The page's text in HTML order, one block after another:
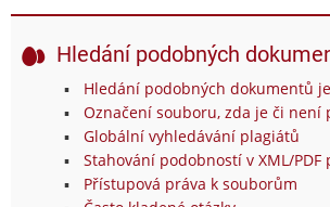
Hledání podobných
Hledání podobných dokumentů
Označení souboru, zda je či není
Globální vyhledávání plagiátů
Stahování podobností v XML/PDF
Přístupová práva k souborům